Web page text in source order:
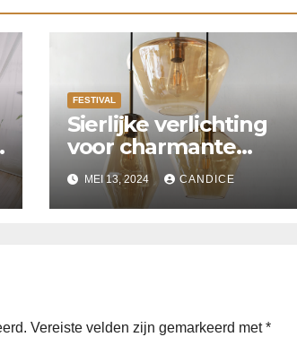
FESTIVAL
Sierlijke verlichting
voor charmante
binnenplaats
MEI 13, 2024 CANDICE
Vereiste velden zijn gemarkeerd met*